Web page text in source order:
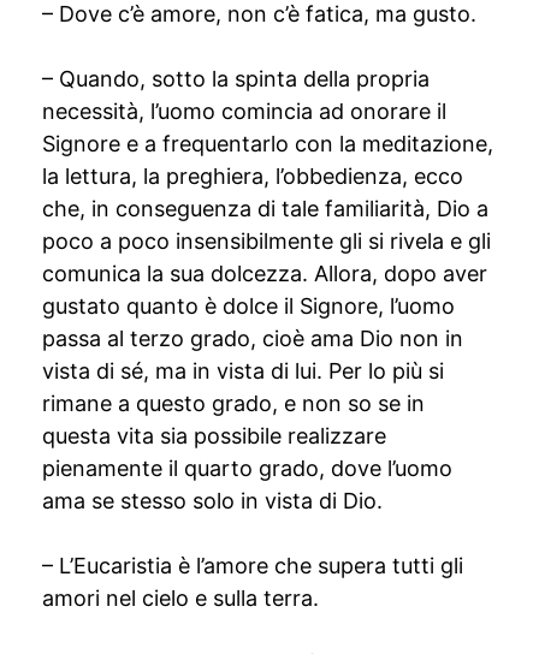
– Dove c’è amore, non c’è fatica, ma gusto.
– Quando, sotto la spinta della propria
necessità, l’uomo comincia ad onorare il
Signore e a frequentarlo con la meditazione,
la lettura, la preghiera, l’obbedienza, ecco
che, in conseguenza di tale familiarità, Dio a
poco a poco insensibilmente gli si rivela e gli
comunica la sua dolcezza. Allora, dopo aver
gustato quanto è dolce il Signore, l’uomo
passa al terzo grado, cioè ama Dio non in
vista di sé, ma in vista di lui. Per lo più si
rimane a questo grado, e non so se in
questa vita sia possibile realizzare
pienamente il quarto grado, dove l’uomo
ama se stesso solo in vista di Dio.
– L’Eucaristia è l’amore che supera tutti gli
amori nel cielo e sulla terra.